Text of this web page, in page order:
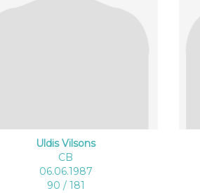
Uldis Vilsons
CB
06.06.1987
90 / 181